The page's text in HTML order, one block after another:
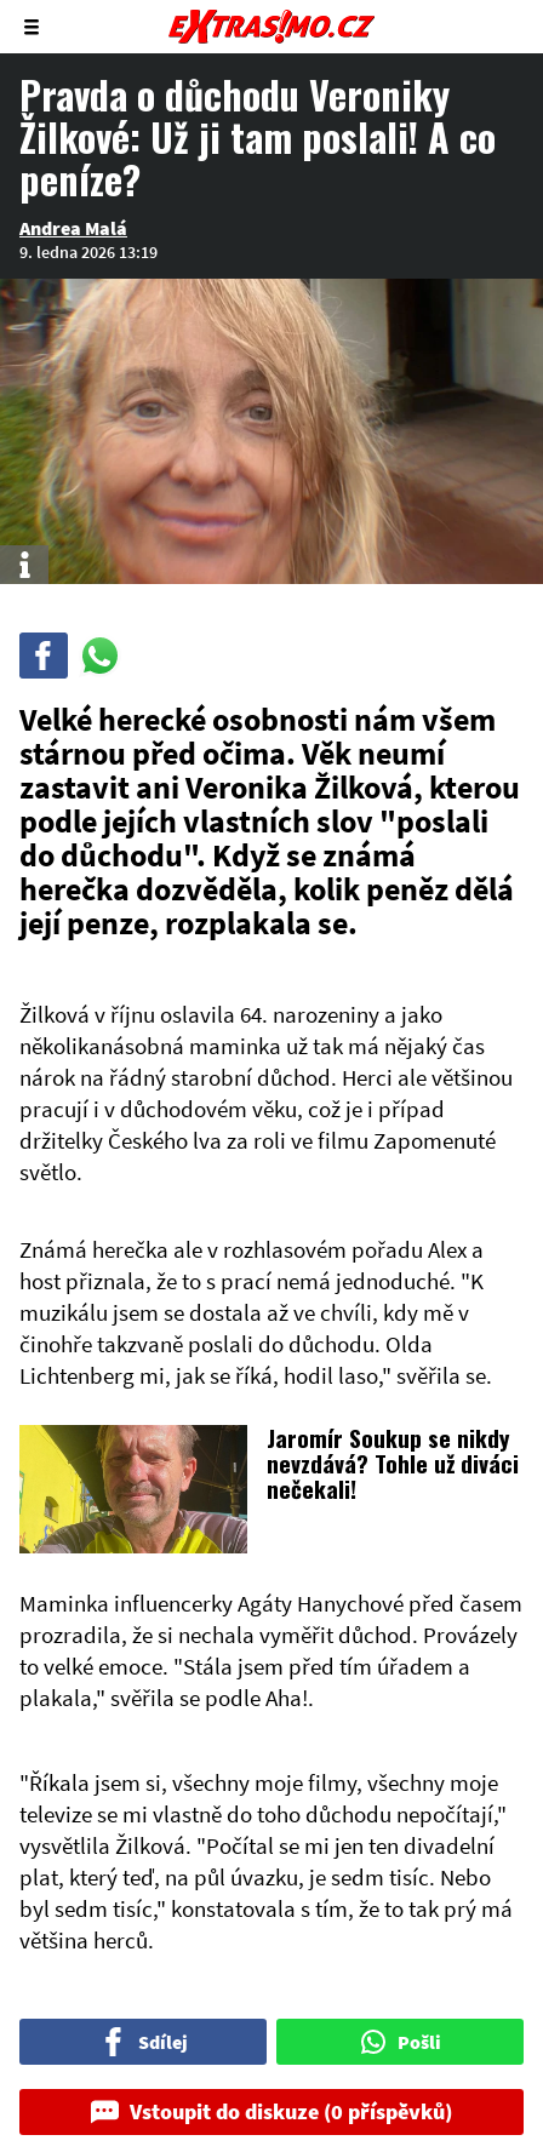
Zobrazit/skrýt
menu
Pravda o důchodu Veroniky
Žilkové: Už ji tam poslali! A co
peníze?
Andrea Malá
9. ledna 2026 13:19
Info
Sdílej
WhatsAppu
Velké herecké osobnosti nám všem
stárnou před očima. Věk neumí
zastavit ani Veronika Žilková, kterou
podle jejích vlastních slov "poslali
do důchodu". Když se známá
herečka dozvěděla, kolik peněz dělá
její penze, rozplakala se.
Žilková v říjnu oslavila 64. narozeniny a jako
několikanásobná maminka už tak má nějaký čas
nárok na řádný starobní důchod. Herci ale většinou
pracují i v důchodovém věku, což je i případ
držitelky Českého lva za roli ve filmu Zapomenuté
světlo.
Známá herečka ale v rozhlasovém pořadu Alex a
host přiznala, že to s prací nemá jednoduché. "K
muzikálu jsem se dostala až ve chvíli, kdy mě v
činohře takzvaně poslali do důchodu. Olda
Lichtenberg mi, jak se říká, hodil laso," svěřila se.
Jaromír Soukup se nikdy
nevzdává? Tohle už diváci
nečekali!
Maminka influencerky Agáty Hanychové před časem
prozradila, že si nechala vyměřit důchod. Provázely
to velké emoce. "Stála jsem před tím úřadem a
plakala," svěřila se podle Aha!.
"Říkala jsem si, všechny moje filmy, všechny moje
televize se mi vlastně do toho důchodu nepočítají,"
vysvětlila Žilková. "Počítal se mi jen ten divadelní
plat, který teď, na půl úvazku, je sedm tisíc. Nebo
byl sedm tisíc," konstatovala s tím, že to tak prý má
většina herců.
Sdílej Pošli
Vstoupit do diskuze (0 příspěvků)